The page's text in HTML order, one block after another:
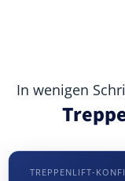
In wenigen
TREPPENLIFT-